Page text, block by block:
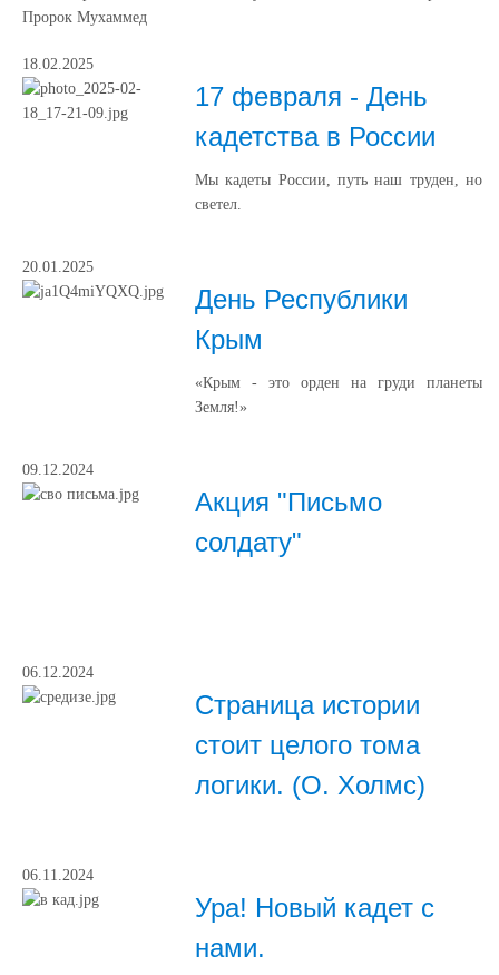
Пророк Мухаммед
18.02.2025
17 февраля - День
кадетства в России
Мы кадеты России, путь наш труден, но
светел.
20.01.2025
День Республики
Крым
«Крым - это орден на груди планеты
Земля!»
09.12.2024
Акция "Письмо
солдату"
06.12.2024
Страница истории
стоит целого тома
логики. (О. Холмс)
06.11.2024
Ура! Новый кадет с
нами.